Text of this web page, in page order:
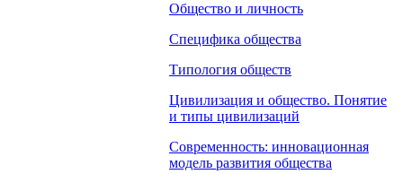
Общество и личность
Специфика общества
Типология обществ
Цивилизация и общество. Понятие
и типы цивилизаций
Современность: инновационная
модель развития общества